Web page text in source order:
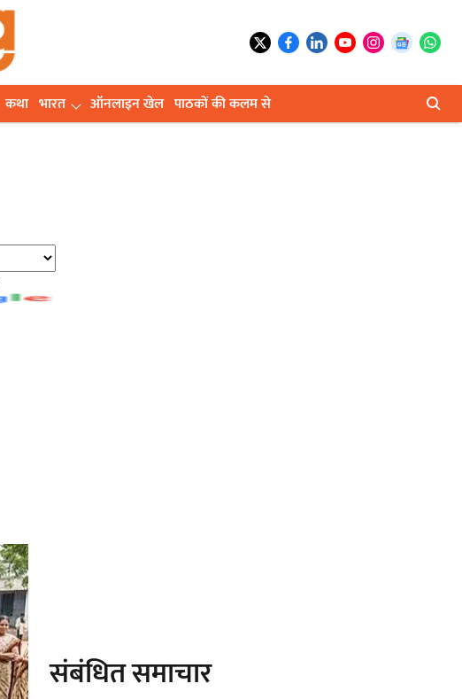
कथा भारत ऑनलाइन खेल पाठकों की कलम से
संबंधित समाचार